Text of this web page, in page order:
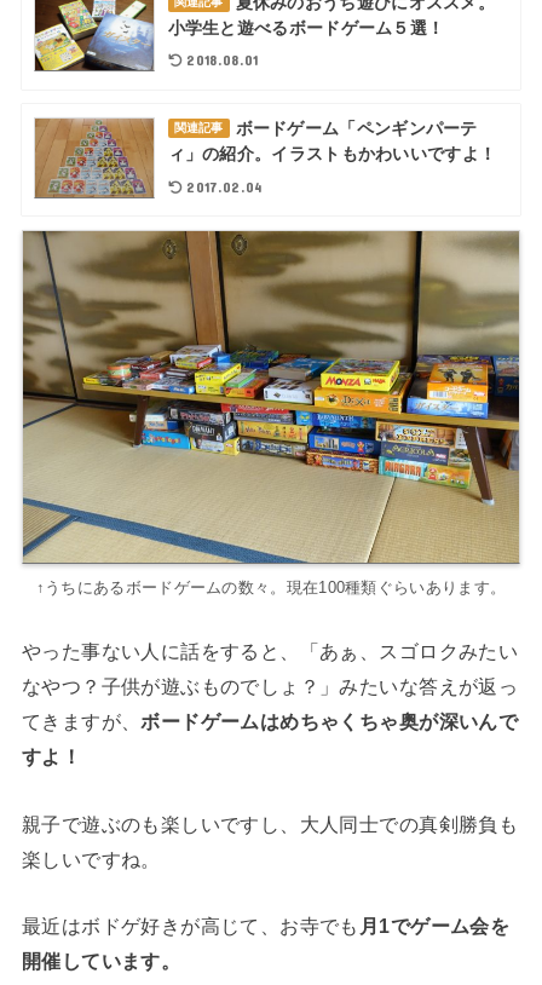
小学生と遊べるボードゲーム５選！
2018.08.01
関連記事
ボードゲーム「ペンギンパーテ
ィ」の紹介。イラストもかわいいですよ！
2017.02.04
↑うちにあるボードゲームの数々。現在100種類ぐらいあります。
やった事ない人に話をすると、「あぁ、スゴロクみたい
なやつ？子供が遊ぶものでしょ？」みたいな答えが返っ
てきますが、ボードゲームはめちゃくちゃ奥が深いんで
すよ！
親子で遊ぶのも楽しいですし、大人同士での真剣勝負も
楽しいですね。
最近はボドゲ好きが高じて、お寺でも 月1でゲーム会を
開催しています。